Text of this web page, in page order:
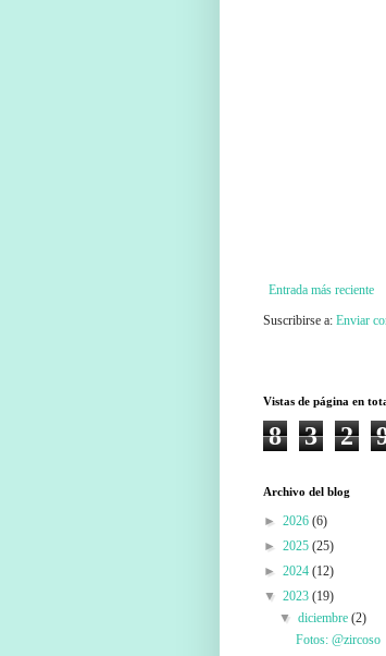
Entrada más reciente
Suscribirse a: Enviar
Vistas de página en
8 3 2
Archivo del blog
► 2026 (6)
► 2025 (25)
► 2024 (12)
▼ 2023 (19)
▼diciembre(2)
Fotos: @zircoso